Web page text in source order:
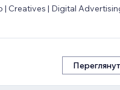
| Creatives | Digital